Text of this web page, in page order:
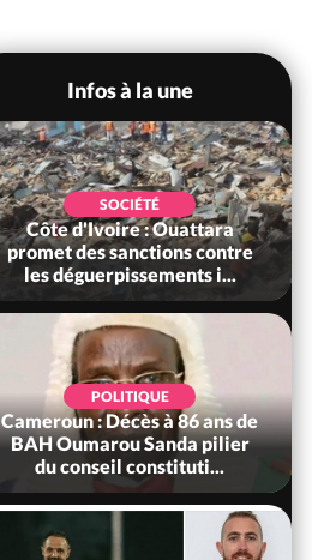
Infos à la une
SOCIÉTÉ
Côte d'Ivoire : Ouattara
promet des sanctions contre
les déguerpissements i...
POLITIQUE
Cameroun : Décès à 86 ans de
BAH Oumarou Sanda pilier
du conseil constituti...